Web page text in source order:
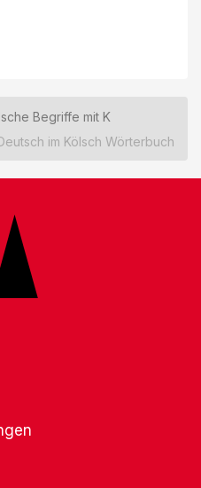
Begriffe mit K
im Kölsch Wörterbuch